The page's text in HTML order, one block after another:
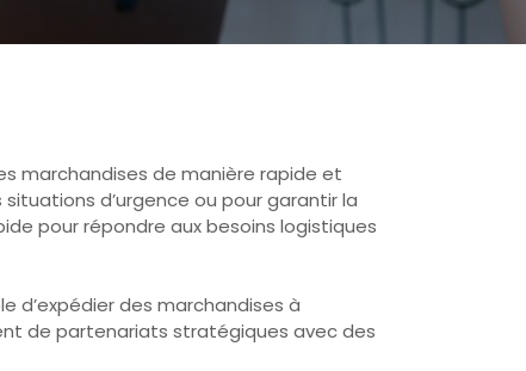
marchandises de manière rapide et
d’urgence ou pour garantir la
pour répondre aux besoins logistiques
d’expédier des marchandises à
de partenariats stratégiques avec des